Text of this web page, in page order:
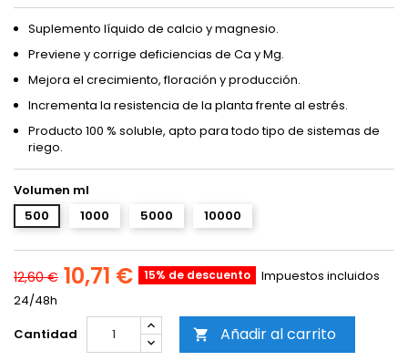
Suplemento líquido de calcio y magnesio.
Previene y corrige deficiencias de Ca y Mg.
Mejora el crecimiento, floración y producción.
Incrementa la resistencia de la planta frente al estrés.
Producto 100 % soluble, apto para todo tipo de sistemas de
riego.
Volumen ml
500
1000 5000 10000
12,60 € 10,71 € 15% de descuento
Impuestos incluidos
24/48h
Cantidad
 Añadir al carrito